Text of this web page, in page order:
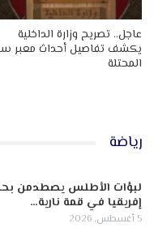
عاجل.. تصريح وزارة الداخلية
يكشف تفاصيل أحداث معبر
المحتلة
رياضة
لبؤات الأطلس يصطدمن
إفريقيا في قمة نارية…
5 أغسطس, 2026